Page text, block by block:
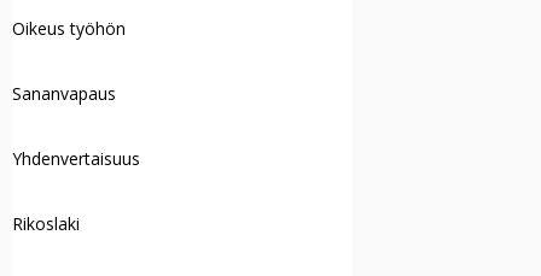
Oikeus työhön
Sananvapaus
Yhdenvertaisuus
Rikoslaki